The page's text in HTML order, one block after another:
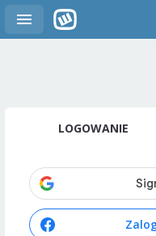
LOGOWANIE